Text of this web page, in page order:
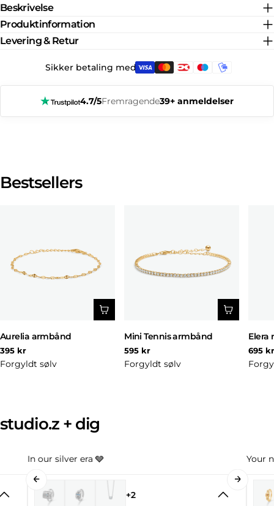
Beskrivelse
Produktinformation
Levering & Retur
Sikker betaling med:
4.7/5Fremragende39+ anmeldelser
Bestsellers
Aurelia armbånd
Normal
pris
395 kr
Forgyldt sølv
Mini Tennis armbånd
Normal
pris
595 kr
Forgyldt sølv
Elera
pris
695
studio.z + dig
In our silver era 🩶
+2
Your